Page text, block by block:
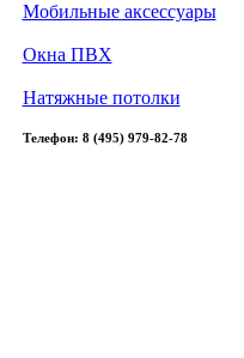
Мобильные аксессуары
Окна ПВХ
Натяжные потолки
Телефон: 8 (495) 979-82-78